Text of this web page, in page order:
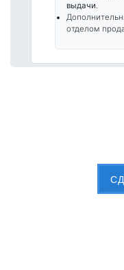
выдачи.
отделом